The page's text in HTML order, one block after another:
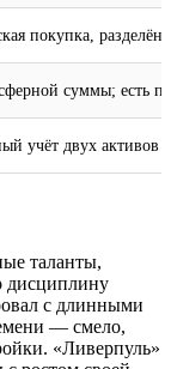
покупка,
суммы; есть
учёт двух активов
таланты,
дисциплину
с длинными
— смело,
«Ливерпуль»